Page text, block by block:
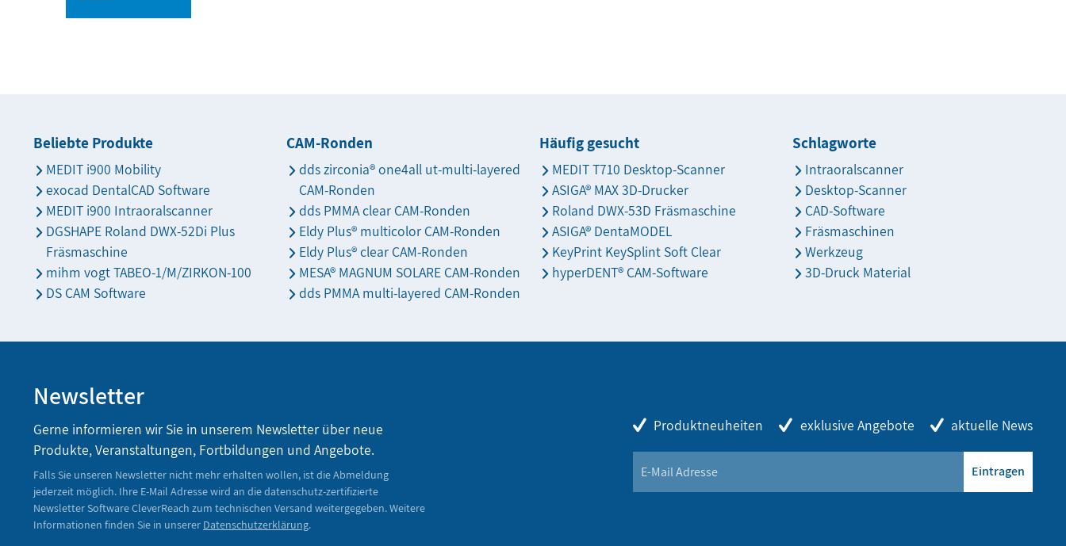
Beliebte Produkte
MEDIT i900 Mobility
exocad DentalCAD Software
MEDIT i900 Intraoralscanner
DGSHAPE Roland DWX-52Di Plus
Fräsmaschine
mihm vogt TABEO-1/M/ZIRKON-100
DS CAM Software
CAM-Ronden
dds zirconia® one4all ut-multi-layered
CAM-Ronden
dds PMMA clear CAM-Ronden
Eldy Plus® multicolor CAM-Ronden
Eldy Plus® clear CAM-Ronden
MESA® MAGNUM SOLARE CAM-Ronden
dds PMMA multi-layered CAM-Ronden
Häufig gesucht
MEDIT T710 Desktop-Scanner
ASIGA® MAX 3D-Drucker
Roland DWX-53D Fräsmaschine
ASIGA® DentaMODEL
KeyPrint KeySplint Soft Clear
hyperDENT® CAM-Software
Schlagworte
Intraoralscanner
Desktop-Scanner
CAD-Software
Fräsmaschinen
Werkzeug
3D-Druck Material
Newsletter
Gerne informieren wir Sie in unserem Newsletter über neue
Produkte, Veranstaltungen, Fortbildungen und Angebote.
Falls Sie unseren Newsletter nicht mehr erhalten wollen, ist die Abmeldung
jederzeit möglich. Ihre E-Mail Adresse wird an die datenschutz-zertifizierte
Newsletter Software CleverReach zum technischen Versand weitergegeben. Weitere
Informationen finden Sie in unserer Datenschutzerklärung.
Produktneuheiten exklusive Angebote aktuelle News
Eintragen